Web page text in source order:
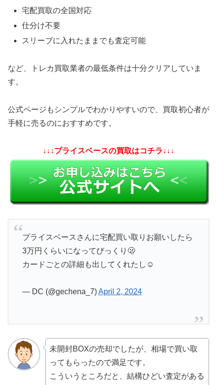
宅配買取の全国対応
仕分け不要
スリーブに入れたままでも査定可能
など、トレカ買取業者の最低条件は十分クリアしていま
す。
公式ページもシンプルでわかりやすいので、買取初心者が
手軽に売るのにおすすめです。
↓↓↓プライスベースの買取はコチラ↓↓↓
プライスベースさんに宅配買い取りお願いしたら
3万円くらいになってびっくり🫢
カードごとの詳細も出してくれたし☺️
— DC (@gechena_7)April 2, 2024
未開封BOXの売却でしたが、相場で買い取
ってもらったので満足です。
こういうところだと、結構ひどい査定がある